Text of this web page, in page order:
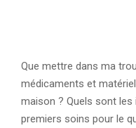
Que mettre dans ma
médicaments et
maison ? Quels sont
premiers soins pour le